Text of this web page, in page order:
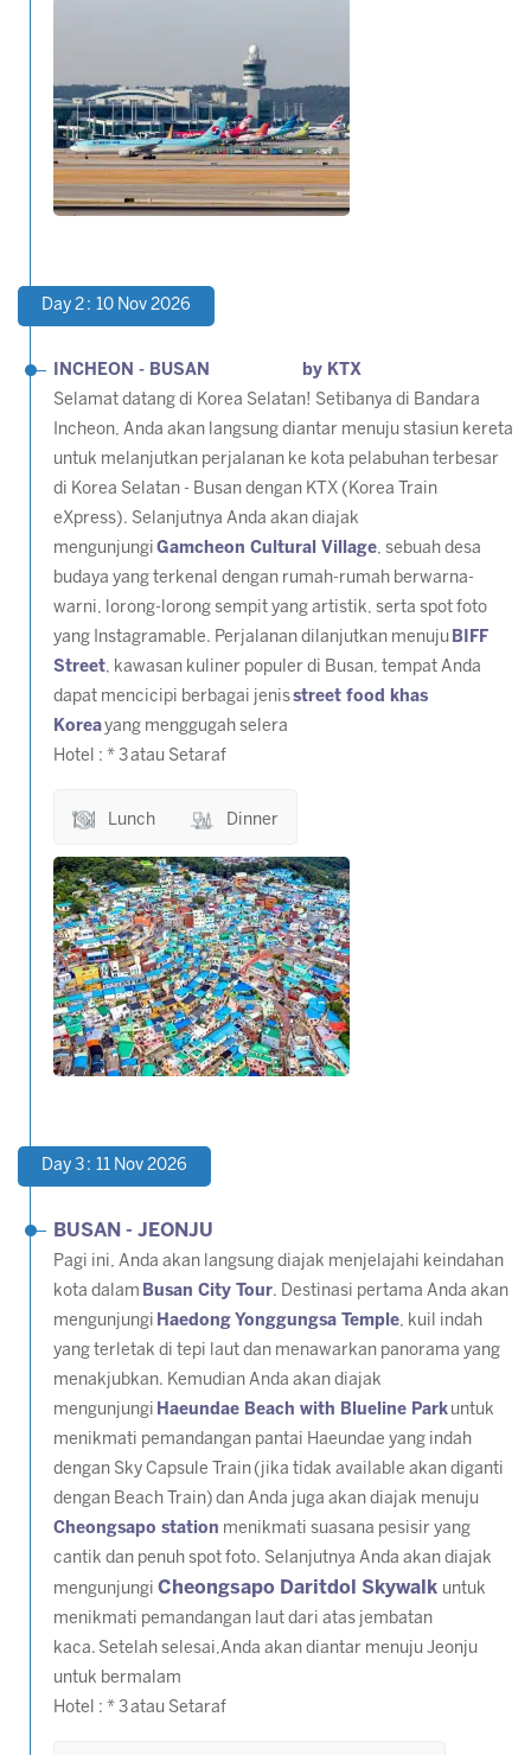
Day 2 : 10 Nov 2026
INCHEON - BUSAN by KTX
Selamat datang di Korea Selatan! Setibanya di Bandara
Incheon, Anda akan langsung diantar menuju stasiun kereta
untuk melanjutkan perjalanan ke kota pelabuhan terbesar
di Korea Selatan - Busan dengan KTX (Korea Train
eXpress). Selanjutnya Anda akan diajak
mengunjungi Gamcheon Cultural Village, sebuah desa
budaya yang terkenal dengan rumah-rumah berwarna-
warni, lorong-lorong sempit yang artistik, serta spot foto
yang Instagramable. Perjalanan dilanjutkan menuju BIFF
Street, kawasan kuliner populer di Busan, tempat Anda
dapat mencicipi berbagai jenisstreet food khas
Koreayang menggugah selera
Hotel : * 3 atau Setaraf
Lunch Dinner
Day 3 : 11 Nov 2026
BUSAN - JEONJU
Pagi ini, Anda akan langsung diajak menjelajahi keindahan
kota dalam Busan City Tour. Destinasi pertama Anda akan
mengunjungi Haedong Yonggungsa Temple, kuil indah
yang terletak di tepi laut dan menawarkan panorama yang
menakjubkan. Kemudian Anda akan diajak
mengunjungi Haeundae Beach with Blueline Park untuk
menikmati pemandangan pantai Haeundae yang indah
dengan Sky Capsule Train (jika tidak available akan diganti
dengan Beach Train) dan Anda juga akan diajak menuju
Cheongsapo station menikmati suasana pesisir yang
cantik dan penuh spot foto. Selanjutnya Anda akan diajak
mengunjungi Cheongsapo Daritdol Skywalk untuk
menikmati pemandangan laut dari atas jembatan
kaca. Setelah selesai,Anda akan diantar menuju Jeonju
untuk bermalam
Hotel : * 3 atau Setaraf